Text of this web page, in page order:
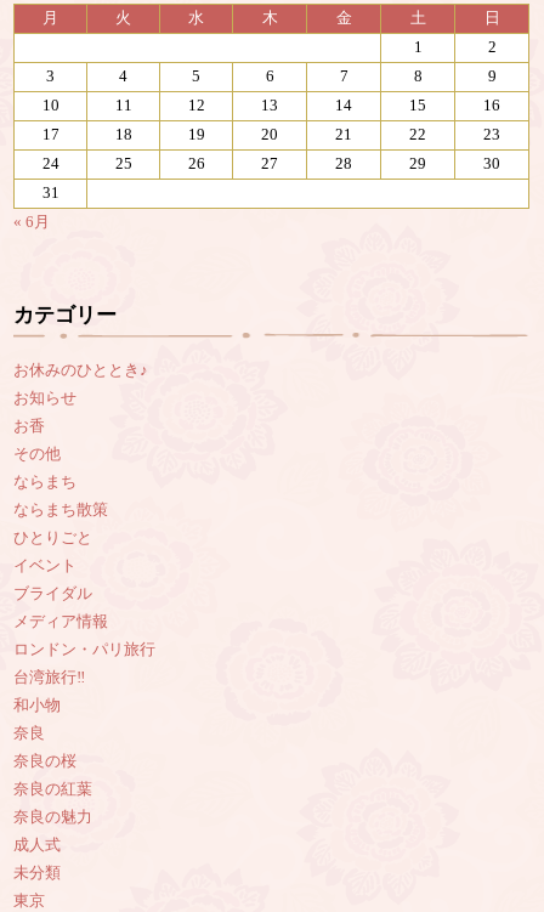
月
火 水 木 金 土
日
1
2
3
4 5 6 7 8
9
10
11 12 13 14 15
16
17
18 19 20 21 22
23
24
25 26 27 28 29
30
31
« 6月
カテゴリー
お休みのひととき♪
お知らせ
お香
その他
ならまち
ならまち散策
ひとりごと
イベント
ブライダル
メディア情報
ロンドン・パリ旅行
台湾旅行‼︎
和小物
奈良
奈良の桜
奈良の紅葉
奈良の魅力
成人式
未分類
東京